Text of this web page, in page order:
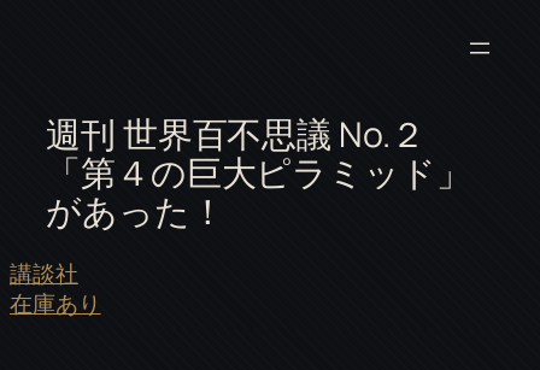
週刊 世界百不思議 No.２
「第４の巨大ピラミッド」
があった！
講談社
在庫あり